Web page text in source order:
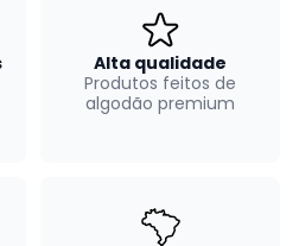
Alta qualidade
Produtos feitos de
algodão premium